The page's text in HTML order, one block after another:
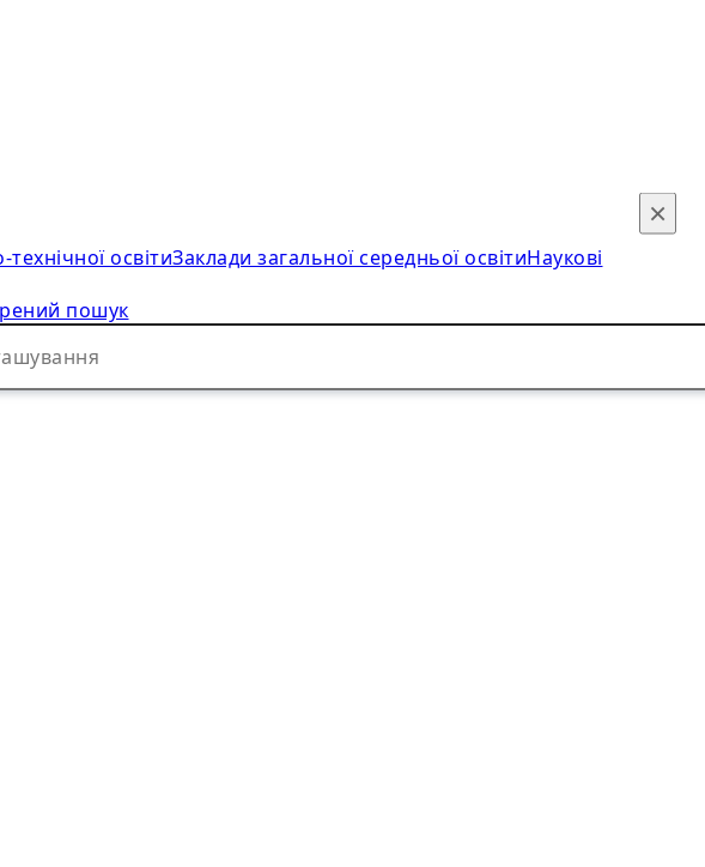
освітиЗаклади загальної середньої освітиНаукові
пошук
×